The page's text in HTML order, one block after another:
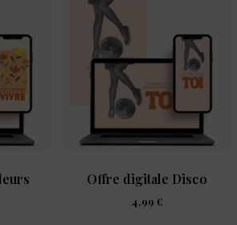
Offre digitale Disco
4,99 €